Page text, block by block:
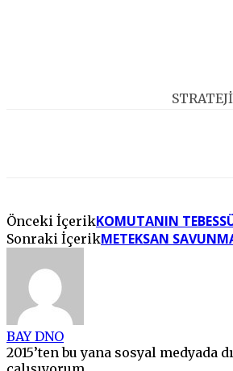
Önceki İçerikKOMUTANIN
Sonraki İçerikMETEKSAN
BAY DNO
2015’ten bu yana sosyal